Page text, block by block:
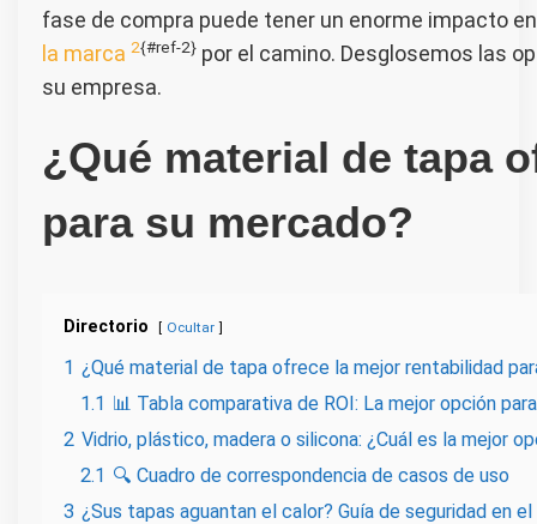
fase de compra puede tener un enorme impacto
la marca 2{#ref-2} por el camino. Desglosemos las
su empresa.
¿Qué material de tapa
para su mercado?
Directorio Ocultar
1 ¿Qué material de tapa ofrece la mejor rentabilidad
1.1 📊 Tabla comparativa de ROI: La mejor opción
2 Vidrio, plástico, madera o silicona: ¿Cuál es la mejor
2.1 🔍 Cuadro de correspondencia de casos de uso
3 ¿Sus tapas aguantan el calor? Guía de seguridad en